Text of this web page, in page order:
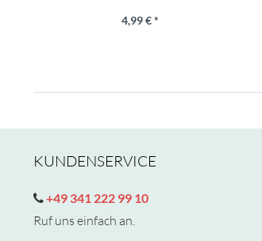
4,99 € *
KUNDENSERVICE
+49 341 222 99 10
Ruf uns einfach an.